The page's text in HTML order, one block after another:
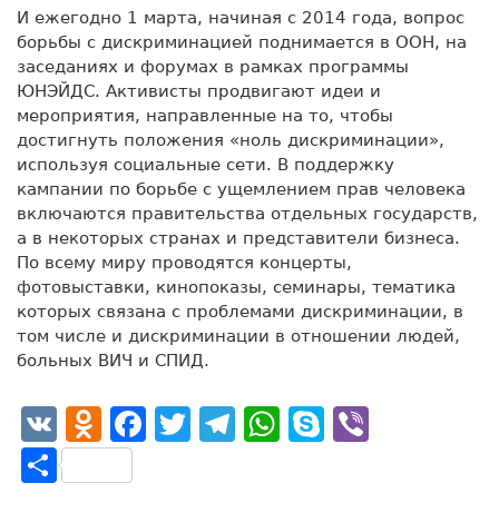
И ежегодно 1 марта, начиная с 2014 года, вопрос
борьбы с дискриминацией поднимается в ООН, на
заседаниях и форумах в рамках программы
ЮНЭЙДС. Активисты продвигают идеи и
мероприятия, направленные на то, чтобы
достигнуть положения «ноль дискриминации»,
используя социальные сети. В поддержку
кампании по борьбе с ущемлением прав человека
включаются правительства отдельных государств,
а в некоторых странах и представители бизнеса.
По всему миру проводятся концерты,
фотовыставки, кинопоказы, семинары, тематика
которых связана с проблемами дискриминации, в
том числе и дискриминации в отношении людей,
больных ВИЧ и СПИД.
VK Odnoklassniki
Facebook
Twitter
Telegram
WhatsApp
Skype
Отправить